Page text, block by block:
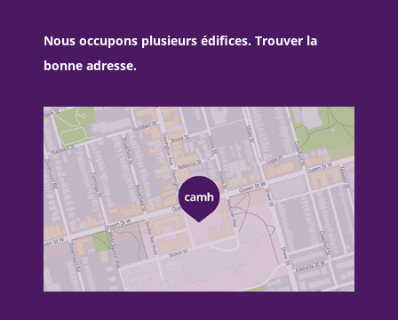
Nous occupons plusieurs édifices. Trouver la
bonne adresse.